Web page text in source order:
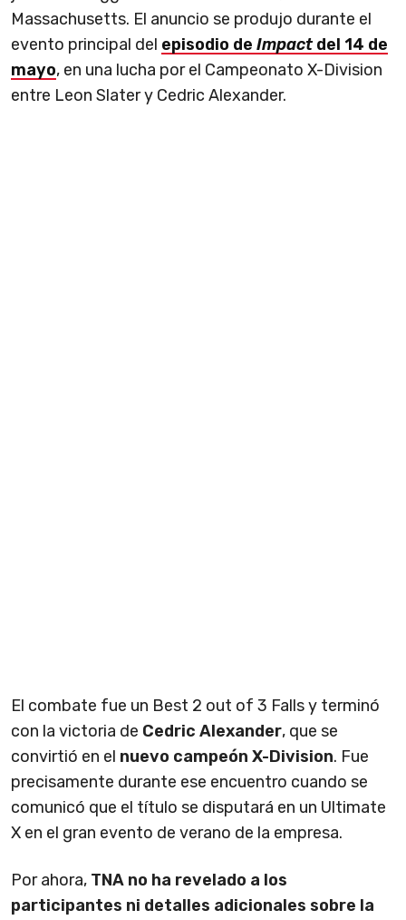
Massachusetts. El anuncio se produjo durante el
evento principal del episodio de Impact del 14 de
mayo, en una lucha por el Campeonato X-Division
entre Leon Slater y Cedric Alexander.
El combate fue un Best 2 out of 3 Falls y terminó
con la victoria de Cedric Alexander, que se
convirtió en el nuevo campeón X-Division. Fue
precisamente durante ese encuentro cuando se
comunicó que el título se disputará en un Ultimate
X en el gran evento de verano de la empresa.
Por ahora, TNA no ha revelado a los
participantes ni detalles adicionales sobre la